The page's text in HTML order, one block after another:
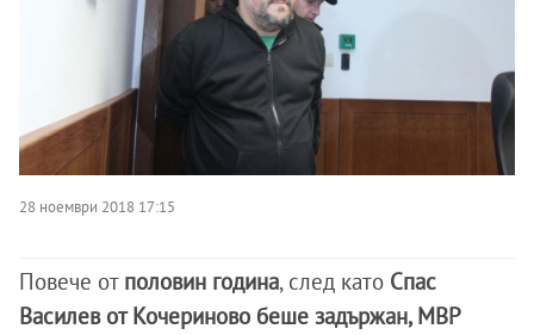
28 ноември 2018 17:15
Повече от половин година, след като Спас
Василев от Кочериново беше задържан, МВР